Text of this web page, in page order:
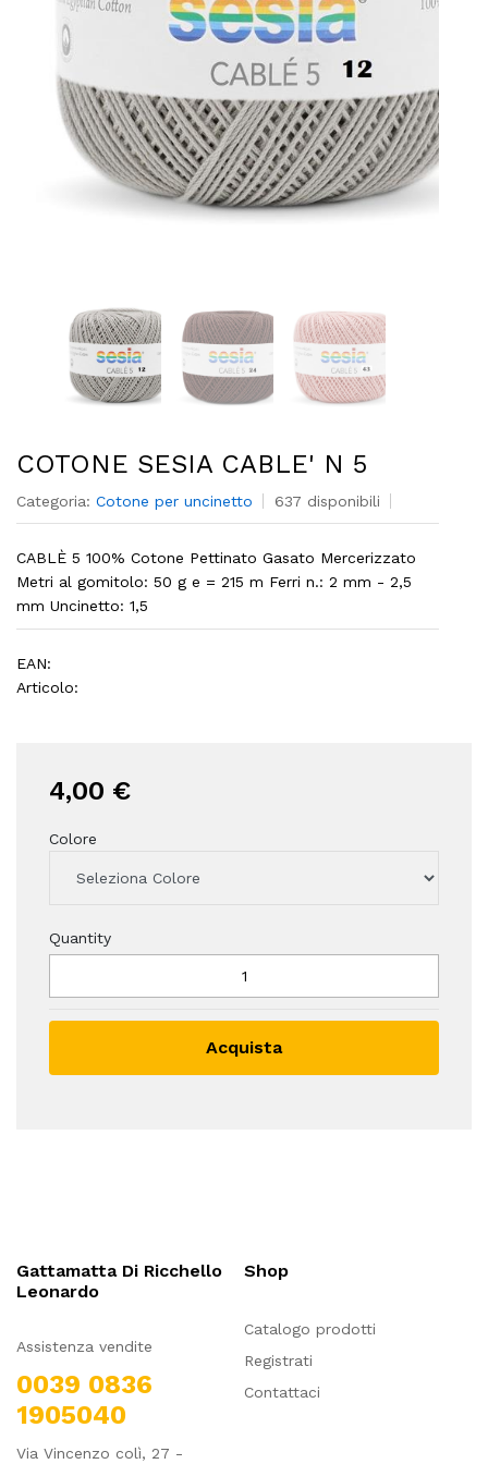
COTONE SESIA CABLE' N 5
Categoria: Cotone per uncinetto 637 disponibili
CABLÈ 5 100% Cotone Pettinato Gasato Mercerizzato
Metri al gomitolo: 50 g e = 215 m Ferri n.: 2 mm - 2,5
mm Uncinetto: 1,5
EAN:
Articolo:
4,00 €
Colore
Quantity
Acquista
Gattamatta Di Ricchello
Leonardo
Assistenza vendite
0039 0836
1905040
Via Vincenzo colì, 27 -
Shop
Catalogo prodotti
Registrati
Contattaci